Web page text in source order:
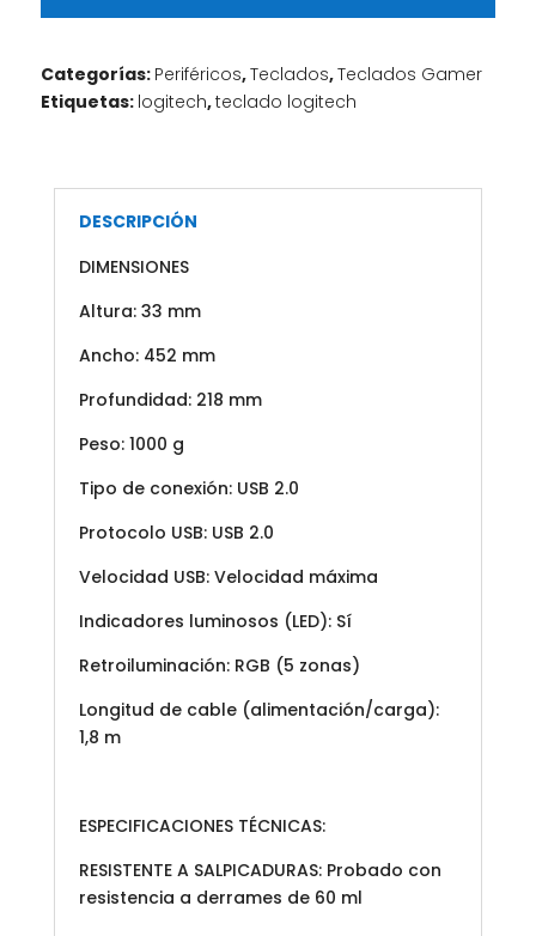
Categorías: Periféricos,Teclados,Teclados Gamer
Etiquetas: logitech,teclado logitech
DESCRIPCIÓN
DIMENSIONES
Altura: 33 mm
Ancho: 452 mm
Profundidad: 218 mm
Peso: 1000 g
Tipo de conexión: USB 2.0
Protocolo USB: USB 2.0
Velocidad USB: Velocidad máxima
Indicadores luminosos (LED): Sí
Retroiluminación: RGB (5 zonas)
Longitud de cable (alimentación/carga):
1,8 m
ESPECIFICACIONES TÉCNICAS:
RESISTENTE A SALPICADURAS: Probado con
resistencia a derrames de 60 ml